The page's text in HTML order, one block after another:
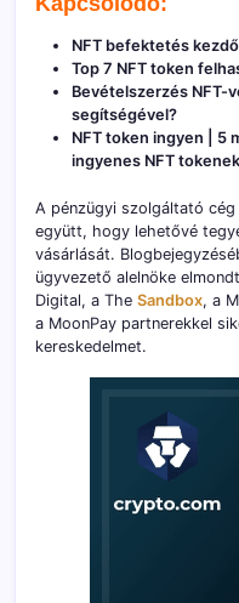
NFT befektetés
Top 7 NFT token
Bevételszerzés NFT-
segítségével?
NFT token ingyen | 5
ingyenes NFT
A pénzügyi szolgáltató cég
együtt, hogy lehetővé
vásárlását.
ügyvezető alelnöke
Digital, a The Sandbox, a
a MoonPay partnerekkel
kereskedelmet.